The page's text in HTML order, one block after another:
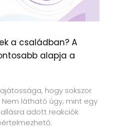
a családban? A
alapja a
hogy sokszor
látható úgy, mint egy
adott reakciók